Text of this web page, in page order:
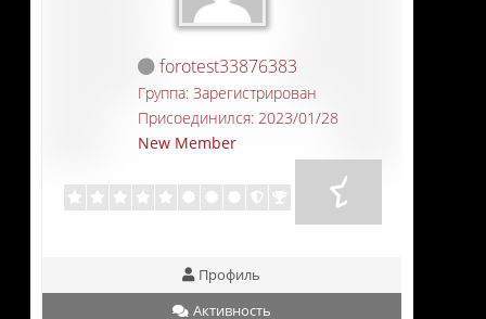
forotest33876383
Группа: Зарегистрирован
Присоединился: 2023/01/28
New Member
Профиль
Активность